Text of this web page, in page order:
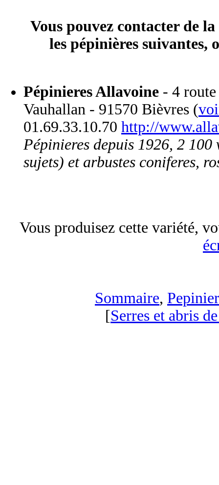
Vous pouvez contacter de
les pépinières
Pépinieres Allavoine - 4
Vauhallan - 91570 Bièvres (
01.69.33.10.70 http://
Pépinieres depuis 1926, 2
sujets) et arbustes coniferes,
Vous produisez cette variété,
Sommaire,
[Serres et abris